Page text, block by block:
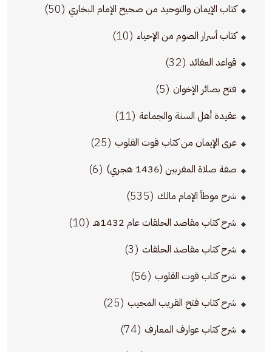
كتاب الإيمان والتوحيد من صحيح الإمام البخاري (50)
كتاب أسرار الصوم من الإحياء (10)
قواعد العقائد (32)
فتح بصائر الإخوان (5)
عقيدة أهل السنة والجماعة (11)
عرى الإيمان من كتاب قوت القلوب (25)
صفة صلاة المقربين (1436 هجري) (6)
شرح موطأ الإمام مالك (535)
شرح كتاب مقاصد الحلقات عام 1432هـ (10)
شرح كتاب مقاصد الحلقات (3)
شرح كتاب قوت القلوب (56)
شرح كتاب فتح القريب المجيب (25)
شرح كتاب عوارف المعارف (74)